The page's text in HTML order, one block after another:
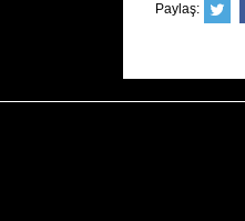
Paylaş: